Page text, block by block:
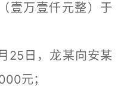
壹万壹仟元整）于
日，龙某向安某
元；